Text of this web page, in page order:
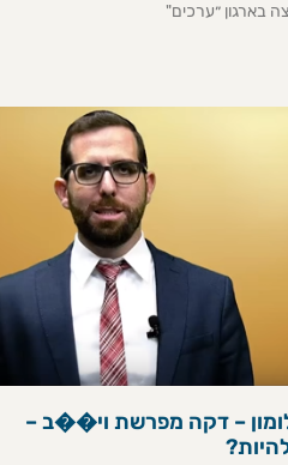
בארגון ״ערכים"
– דקה מפרשת וי��ב –